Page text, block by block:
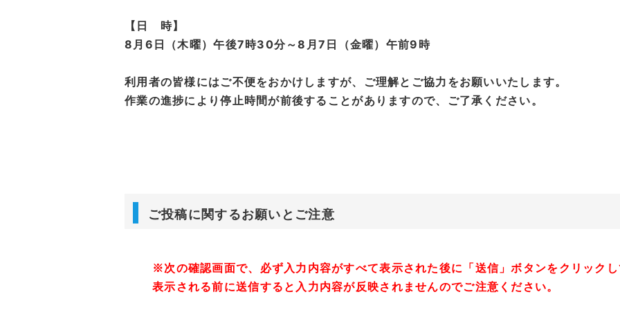
【日 時】
8月6日（木曜）午後7時30分～8月7日（金曜）午前9時
利用者の皆様にはご不便をおかけしますが、ご理解とご協力をお願いいたします。
作業の進捗により停止時間が前後することがありますので、ご了承ください。
ご投稿に関するお願いとご注意
※次の確認画面で、必ず入力内容がすべて表示された後に「送信」ボタンをクリック
表示される前に送信すると入力内容が反映されませんのでご注意ください。